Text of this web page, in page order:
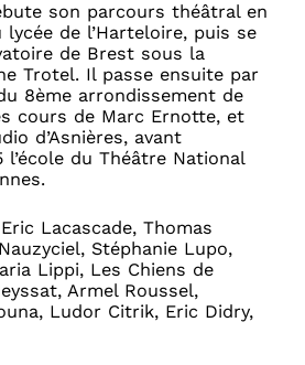
son parcours théâtral en
de l’Harteloire, puis se
de Brest sous la
Trotel. Il passe ensuite par
8ème arrondissement de
cours de Marc Ernotte, et
d’Asnières, avant
l’école du Théâtre National
Lacascade, Thomas
Stéphanie Lupo,
Lippi, Les Chiens de
Armel Roussel,
Ludor Citrik, Eric Didry,